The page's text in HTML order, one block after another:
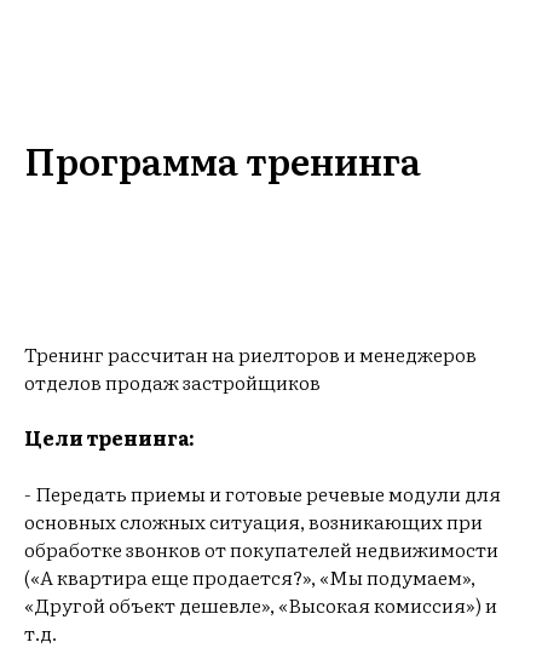
Программа тренинга
Тренинг рассчитан на риелторов и менеджеров
отделов продаж застройщиков
Цели тренинга:
- Передать приемы и готовые речевые модули для
основных сложных ситуация, возникающих при
обработке звонков от покупателей недвижимости
(«А квартира еще продается?», «Мы подумаем»,
«Другой объект дешевле», «Высокая комиссия») и
т.д.